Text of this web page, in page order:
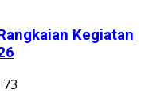
Kegiatan
73